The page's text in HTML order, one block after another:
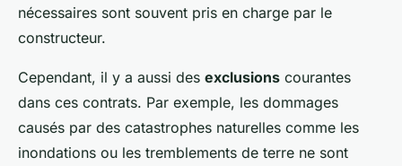
nécessaires sont souvent pris en charge par le
constructeur.
Cependant, il y a aussi des exclusions courantes
dans ces contrats. Par exemple, les dommages
causés par des catastrophes naturelles comme les
inondations ou les tremblements de terre ne sont